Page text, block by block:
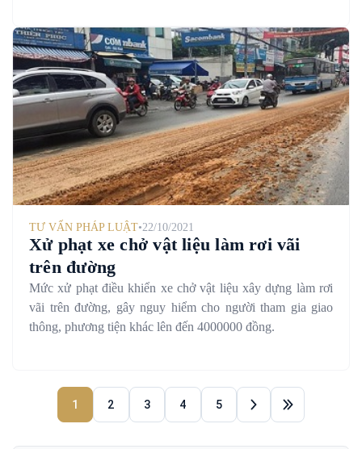
TƯ VẤN PHÁP LUẬT•22/10/2021
Xử phạt xe chở vật liệu làm rơi vãi
trên đường
Mức xử phạt điều khiển xe chở vật liệu xây dựng làm rơi
vãi trên đường, gây nguy hiểm cho người tham gia giao
thông, phương tiện khác lên đến 4000000 đồng.
1 2 3 4 5